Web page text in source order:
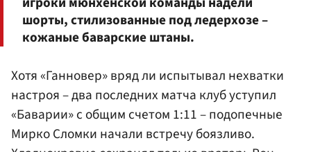
шорты, стилизованные под ледерхозе –
кожаные баварские штаны.
Хотя «Ганновер» вряд ли испытывал нехватки
настроя – два последних матча клуб уступил
«Баварии» с общим счетом 1:11 – подопечные
Мирко Сломки начали встречу боязливо.